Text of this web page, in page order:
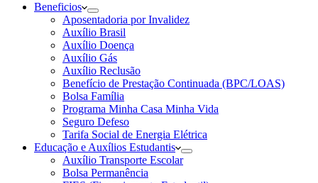
Beneficios
Aposentadoria por Invalidez
Auxílio Brasil
Auxílio Doença
Auxílio Gás
Auxílio Reclusão
Benefício de Prestação Continuada (BPC/LOAS)
Bolsa Família
Programa Minha Casa Minha Vida
Seguro Defeso
Tarifa Social de Energia Elétrica
Educação e Auxílios Estudantis
Auxílio Transporte Escolar
Bolsa Permanência